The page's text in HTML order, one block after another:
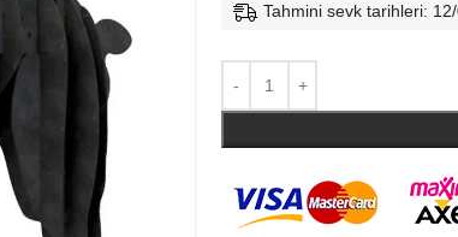
Tahmini sevk tarihleri: